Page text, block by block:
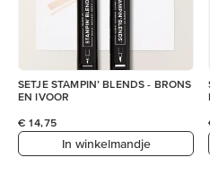
SETJE STAMPIN’ BLENDS - BRONS
EN IVOOR
€ 14,75
In winkelmandje